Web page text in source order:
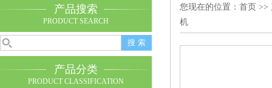
产品搜索
PRODUCT SEARCH
产品分类
PRODUCT CLASSIFICATION
您现在的位置： 首页 >>
机